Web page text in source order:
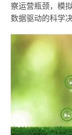
察运营瓶颈，模
数据驱动的科学